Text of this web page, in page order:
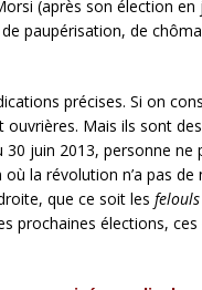
(après son élection en
paupérisation, de
précises. Si on
Mais ils sont
juin 2013, personne ne
la révolution n’a pas
que ce soit les felouls
prochaines élections,